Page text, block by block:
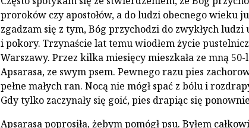
proroków czy apostołów, a do ludzi obecnego wieku
zgadzam się z tym, Bóg przychodzi do zwykłych ludzi
i pokory. Trzynaście lat temu wiodłem życie
Warszawy. Przez kilka miesięcy mieszkała ze mną
Apsarasa, ze swym psem. Pewnego razu pies
pełne małych ran. Nocą nie mógł spać z bólu i
Gdy tylko zaczynały się goić, pies drapiąc się
Apsarasa poprosiła, żebym pomógł psu. Byłem